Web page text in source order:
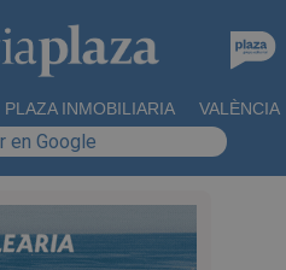
PLAZA INMOBILIARIA VALÈNCIA
en Google